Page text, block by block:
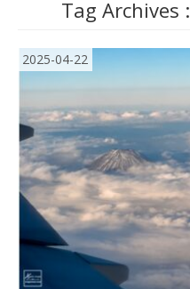
Tag Archives :
2025-04-22